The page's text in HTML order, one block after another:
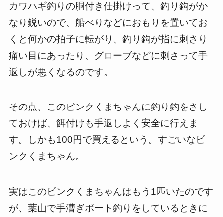
カワハギ釣りの胴付き仕掛けって、釣り鈎がか
なり鋭いので、船べりなどにおもりを置いてお
くと何かの拍子に転がり、釣り鈎が指に刺さり
痛い目にあったり、グローブなどに刺さって手
返しが悪くなるのです。
その点、このピンクくまちゃんに釣り鈎をさし
ておけば、餌付けも手返しよく安全に行えま
す。しかも100円で買えるという。すごいなピ
ンクくまちゃん。
実はこのピンクくまちゃんはもう1匹いたのです
が、葉山で手漕ぎボート釣りをしているときに